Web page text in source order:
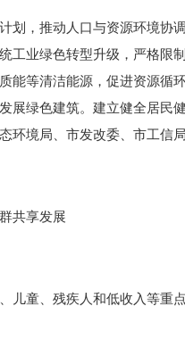
，推动人口与资源环境协调
工业绿色转型升级，严格限
能等清洁能源，促进资源循
展绿色建筑。建立健全居民
环境局、市发改委、市工信
共享发展
童、残疾人和低收入等重点